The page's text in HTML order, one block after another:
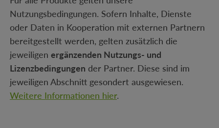
Nutzungsbedingungen. Sofern Inhalte, Dienste
oder Daten in Kooperation mit externen Partnern
bereitgestellt werden, gelten zusätzlich die
jeweiligen ergänzenden Nutzungs- und
Lizenzbedingungen der Partner. Diese sind im
jeweiligen Abschnitt gesondert ausgewiesen.
Weitere Informationen hier.